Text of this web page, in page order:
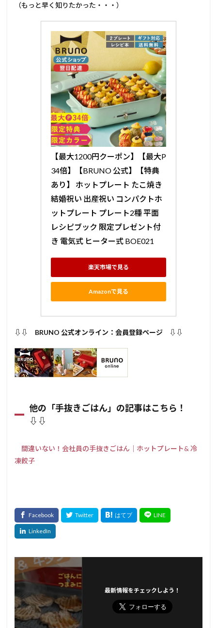
（もっと早く知りたかった・・・）
【最大1200円クーポン】【最大P
34倍】【BRUNO 公式】【特典
あり】 ホットプレート たこ焼き
結婚祝い 出産祝い コンパクトホ
ットプレート プレート2種 平面
レシピブック 限定プレゼント付
き 電気式 ヒーター式 BOE021
楽天市場で見る
Amazonで見る
⇩⇩ BRUNO 公式オンライン：会員登録ページ ⇩⇩
他の「手抜きごはん」の記事はこちら！
⇩⇩
間違いない！会社員の手抜きごはん｜ホットプレート& 冷
凍餃子
最新情報をチェックしよう！